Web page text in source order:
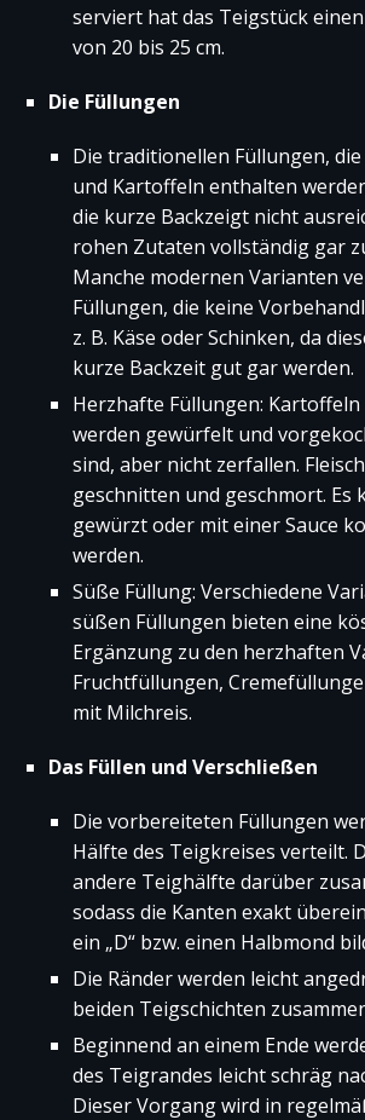
serviert hat das Teigstück
von 20 bis 25 cm.
Die Füllungen
Die traditionellen Füllungen, die
und Kartoffeln enthalten
die kurze Backzeigt nicht
rohen Zutaten vollständig gar
Manche modernen Varianten
Füllungen, die keine
z. B. Käse oder Schinken, da
kurze Backzeit gut gar werden.
Herzhafte Füllungen: Kartoffeln
werden gewürfelt und
sind, aber nicht zerfallen.
geschnitten und geschmort. Es
gewürzt oder mit einer Sauce
werden.
Süße Füllung: Verschiedene
süßen Füllungen bieten eine
Ergänzung zu den herzhaften
Fruchtfüllungen,
mit Milchreis.
Das Füllen und Verschließen
Die vorbereiteten Füllungen
Hälfte des Teigkreises verteilt.
andere Teighälfte darüber
sodass die Kanten exakt
ein „D“ bzw. einen Halbmond
Die Ränder werden leicht
beiden Teigschichten
Beginnend an einem Ende
des Teigrandes leicht schräg
Dieser Vorgang wird in